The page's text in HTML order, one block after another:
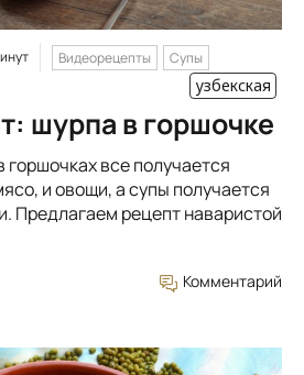
Видеорецепты Супы
узбекская
шурпа в горшочке
горшочках все получается
и овощи, а супы получается
Предлагаем рецепт наваристой
Комментарий